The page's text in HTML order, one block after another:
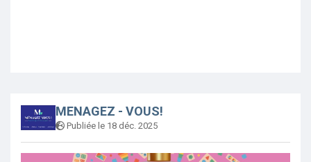
MENAGEZ - VOUS!
Publiée le 18 déc. 2025